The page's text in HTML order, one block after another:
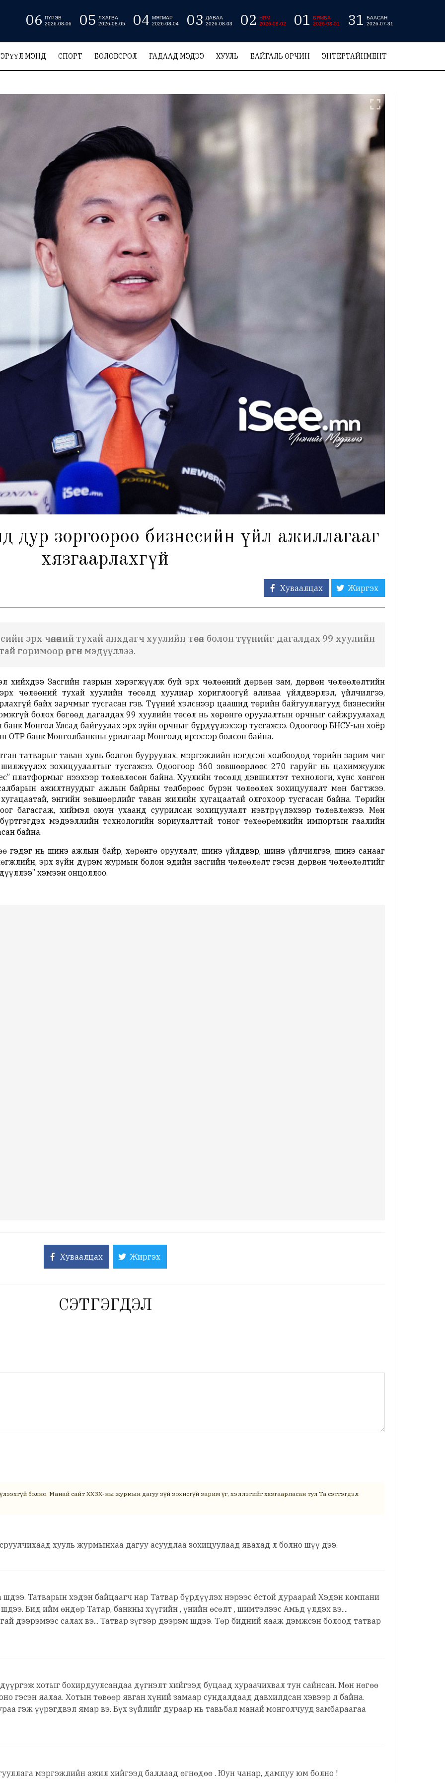
06 ПҮРЭВ
2026-08-06
05
ЛХАГВА
2026-08-05
04 МЯГМАР
2026-08-04
03
ДАВАА
2026-08-03
02
НЯМ
2026-08-02
01
БЯМБА
2026-08-01
31
БААСАН
2026-07-31
ЭРҮҮЛ МЭНД СПОРТ БОЛОВСРОЛ ГАДААД МЭДЭЭ ХУУЛЬ БАЙГАЛЬ ОРЧИН ЭНТЕРТАЙНМЕНТ
дур зоргоороо бизнесийн үйл ажиллагааг
хязгаарлахгүй
Хуваалцах Жиргэх
эрх чөлөөний тухай анхдагч хуулийн төсөл болон түүнийг дагалдах 99 хуулийн
горимоор өргөн мэдүүллээ.
хийхдээ Засгийн газрын хэрэгжүүлж буй эрх чөлөөний дөрвөн зам, дөрвөн чөлөөлөлтийн
чөлөөний тухай хуулийн төсөлд хуулиар хориглоогүй аливаа үйлдвэрлэл, үйлчилгээ,
байх зарчмыг тусгасан гэв. Түүний хэлснээр цаашид төрийн байгууллагууд бизнесийн
болох бөгөөд дагалдах 99 хуулийн төсөл нь хөрөнгө оруулалтын орчныг сайжруулахад
Монгол Улсад байгуулах эрх зүйн орчныг бүрдүүлэхээр тусгажээ. Одоогоор БНСУ-ын хоёр
OTP банк Монголбанкны урилгаар Монголд ирэхээр болсон байна.
татварыг таван хувь болгон бууруулах, мэргэжлийн нэгдсэн холбоодод төрийн зарим чиг
зохицуулалтыг тусгажээ. Одоогоор 360 зөвшөөрлөөс 270 гаруйг нь цахимжуулж
платформыг нээхээр төлөвлөсөн байна. Хуулийн төсөлд дэвшилтэт технологи, хүнс хөнгөн
ажилтнуудыг ажлын байрны төлбөрөөс бүрэн чөлөөлөх зохицуулалт мөн багтжээ.
энгийн зөвшөөрлийг таван жилийн хугацаатай олгохоор тусгасан байна. Төрийн
багасгаж, хиймэл оюун ухаанд суурилсан зохицуулалт нэвтрүүлэхээр төлөвлөжээ. Мөн
мэдээллийн технологийн зориулалттай тоног төхөөрөмжийн импортын гаалийн
байна.
гэдэг нь шинэ ажлын байр, хөрөнгө оруулалт, шинэ үйлдвэр, шинэ үйлчилгээ, шинэ санааг
эрх зүйн дүрэм журмын болон эдийн засгийн чөлөөлөлт гэсэн дөрвөн чөлөөлөлтийг
хэмээн онцоллоо.
Хуваалцах Жиргэх
СЭТГЭГДЭЛ
болно. Манай сайт ХХЗХ-ны журмын дагуу зүй зохисгүй зарим үг, хэллэгийг хязгаарласан тул Та сэтгэгдэл
хууль журмынхаа дагуу асуудлаа зохицуулаад явахад л болно шүү дээ.
Татварын хэдэн байцаагч нар Татвар бүрдүүлэх нэрээс ёстой дураарай Хэдэн компани
Бид ийм өндөр Татар, банкны хүүгийн , үнийн өсөлт , шимтэлээс Амьд үлдэх вэ....
дээрэмээс салах вэ... Татвар зүгээр дээрэм шдээ. Төр бидний яааж дэмжсэн болоод татвар
хотыг бохирдуулсандаа дүгнэлт хийгээд буцаад хураачихвал тун сайнсан. Мөн нөгөө
гэсэн яалаа. Хотын төвөөр явган хүний замаар сундалдаад давхилдсан хэвээр л байна.
гэж үүрэгдвэл ямар вэ. Бүх зүйлийг дураар нь тавьбал манай монголчууд замбараагаа
мэргэжлийн ажил хийгээд баллаад өгнөдөө . Юун чанар, дампуу юм болно !